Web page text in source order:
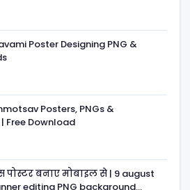
Poster Designing PNG &
Posters, PNGs &
Free Download
पोस्टर बनाए मोबाइल से | 9 august
editing PNG background